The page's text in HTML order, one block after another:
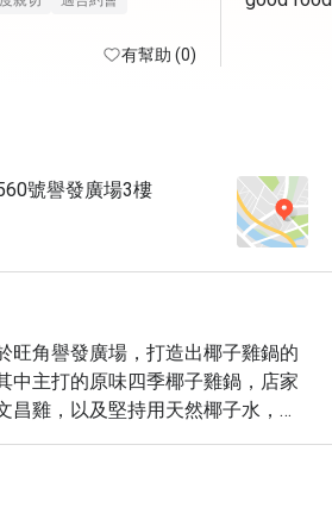
有幫助 (0)
號譽發廣場3樓
旺角譽發廣場，打造出椰子雞鍋的
中主打的原味四季椰子雞鍋，店家
昌雞，以及堅持用天然椰子水，椰
可口。再加上一碗臘味煲仔飯，粒
飯搭配上香味濃郁的臘腸，引領顧
嚐味之旅。